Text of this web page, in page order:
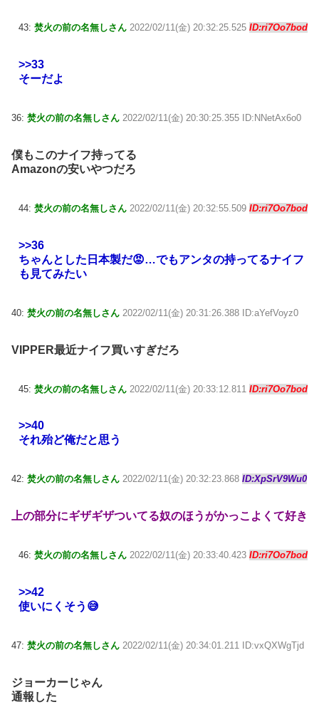
43: 焚火の前の名無しさん 2022/02/11(金) 20:32:25.525 ID:ri7Oo7bod
>>33
そーだよ
36: 焚火の前の名無しさん 2022/02/11(金) 20:30:25.355 ID:NNetAx6o0
僕もこのナイフ持ってる
Amazonの安いやつだろ
44: 焚火の前の名無しさん 2022/02/11(金) 20:32:55.509 ID:ri7Oo7bod
>>36
ちゃんとした日本製だ😡…でもアンタの持ってるナイフ
も見てみたい
40: 焚火の前の名無しさん 2022/02/11(金) 20:31:26.388 ID:aYefVoyz0
VIPPER最近ナイフ買いすぎだろ
45: 焚火の前の名無しさん 2022/02/11(金) 20:33:12.811 ID:ri7Oo7bod
>>40
それ殆ど俺だと思う
42: 焚火の前の名無しさん 2022/02/11(金) 20:32:23.868 ID:XpSrV9Wu0
上の部分にギザギザついてる奴のほうがかっこよくて好き
46: 焚火の前の名無しさん 2022/02/11(金) 20:33:40.423 ID:ri7Oo7bod
>>42
使いにくそう😅
47: 焚火の前の名無しさん 2022/02/11(金) 20:34:01.211 ID:vxQXWgTjd
ジョーカーじゃん
通報した